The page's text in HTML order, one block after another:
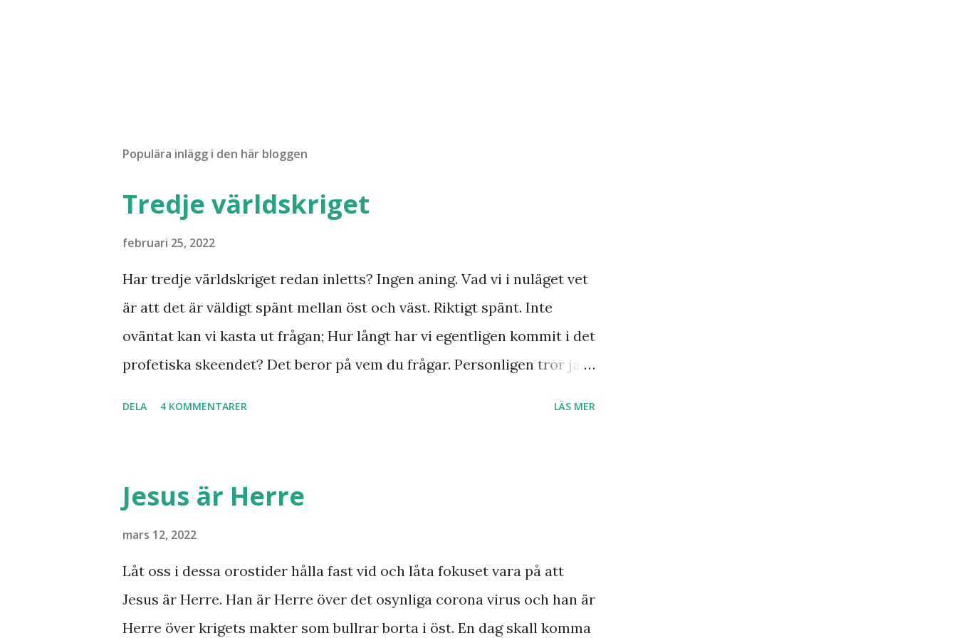
Populära inlägg i den här bloggen
Tredje världskriget
februari 25, 2022
Har tredje världskriget redan inletts? Ingen aning. Vad vi i nuläget vet
är att det är väldigt spänt mellan öst och väst. Riktigt spänt. Inte
oväntat kan vi kasta ut frågan; Hur långt har vi egentligen kommit i det
profetiska skeendet? Det beror på vem du frågar. Personligen tror jag
bryta ut någon koppling till dagens händelser? Frågor där vi anar ett
svar utan att kunna stadfästa ett svar med säkerhet.
Finnmarksprofeten och gudsmannen Anton Johanson såg många
syner och uppenbarelser som redan skedde under hans egen levnad.
Han dog 1928. Skandinavien har knappast haft någon profet av hans
DELA 4 KOMMENTARER LÄS MER
Jesus är Herre
mars 12, 2022
Låt oss i dessa orostider hålla fast vid och låta fokuset vara på att
Jesus är Herre. Han är Herre över det osynliga corona virus och han är
Herre över krigets makter som bullrar borta i öst. En dag skall komma